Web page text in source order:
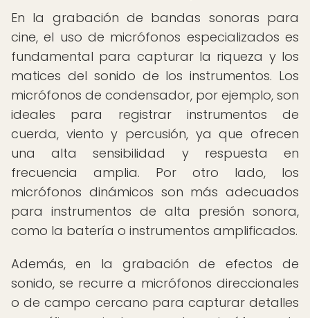
En la grabación de bandas sonoras para
cine, el uso de micrófonos especializados es
fundamental para capturar la riqueza y los
matices del sonido de los instrumentos. Los
micrófonos de condensador, por ejemplo, son
ideales para registrar instrumentos de
cuerda, viento y percusión, ya que ofrecen
una alta sensibilidad y respuesta en
frecuencia amplia. Por otro lado, los
micrófonos dinámicos son más adecuados
para instrumentos de alta presión sonora,
como la batería o instrumentos amplificados.
Además, en la grabación de efectos de
sonido, se recurre a micrófonos direccionales
o de campo cercano para capturar detalles